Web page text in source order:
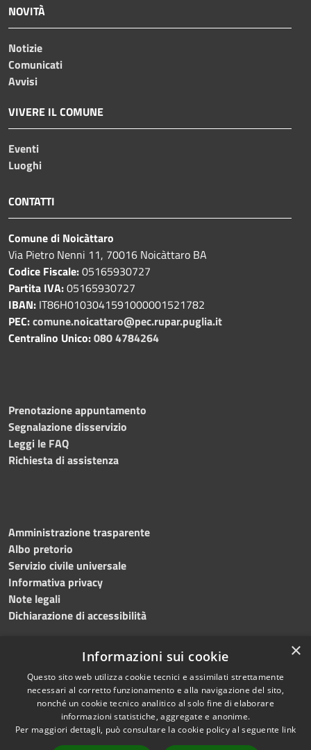
NOVITÀ
Notizie
Comunicati
Avvisi
VIVERE IL COMUNE
Eventi
Luoghi
CONTATTI
Comune di Noicàttaro
Via Pietro Nenni 11, 70016 Noicàttaro BA
Codice Fiscale:05165930727
Partita IVA:05165930727
IBAN: IT86H0103041591000001521782
PEC:comune.noicattaro@pec.rupar.puglia.it
Centralino Unico:080 4784264
Prenotazione appuntamento
Segnalazione disservizio
Leggi le FAQ
Richiesta di assistenza
Amministrazione trasparente
Albo pretorio
Servizio civile universale
Informativa privacy
Note legali
Dichiarazione di accessibilità
RSS
Accessibilità
Cookie
Copyright © 2023 •
Comune di Noicàttaro
Powered byMunicipium
Redazione•Portale
×
Informazioni sui cookie
Questo sito web utilizza cookie tecnici e assimilati strettamente
necessari al corretto funzionamento e alla navigazione del sito,
nonché un cookie tecnico analitico al solo fine di elaborare
informazioni statistiche, aggregate e anonime.
Per maggiori dettagli, può consultare la cookie policy al seguente link